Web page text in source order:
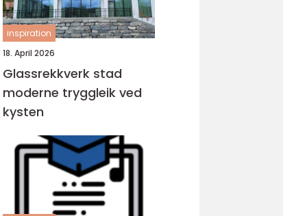
inspiration
18. April 2026
Glassrekkverk stad
moderne tryggleik ved
kysten